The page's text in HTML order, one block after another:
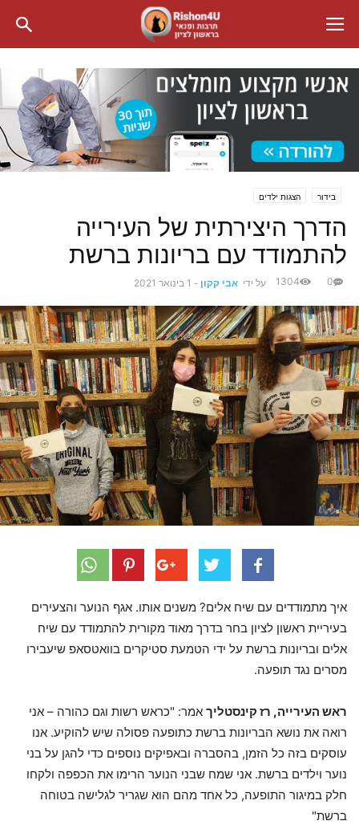
בידור הצגות ילדים
הדרך היצירתית של העירייה
להתמודד עם בריונות ברשת
על ידי אבי קקון - 1 בינואר 2021 0
1304
איך מתמודדים עם שיח אלים? משנים אותו. אגף הנוער והצעירים
בעיריית ראשון לציון בחר בדרך מאוד מקורית להתמודד עם שיח
אלים ובריונות ברשת על ידי הטמעת סטיקרים בוואטסאפ שיעבירו
מסרים נגד תופעה.
ראש העירייה, רז קינסטליך אמר: "כראש רשות וגם כהורה – אני
רואה את נושא הבריונות ברשת כתופעה פסולה שיש להוקיע. אנו
עוסקים בזה כל הזמן, בהסברה ובאפיקים נוספים כדי להגן על בני
נוער וילדים ברשת. אני שמח שבני הנוער הרימו את הכפפה ולקחו
חלק במיגור התופעה, כל אחד מהם הוא שגריר לגלישה בטוחה
ברשת"